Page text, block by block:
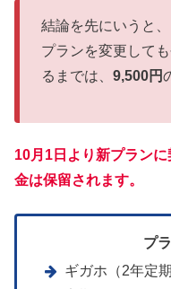
結論を先にいうと、
プランを変更して
るまでは、 9,500円
10月1日より新プラン
金は保留されます。
プ
ギガホ（2年定